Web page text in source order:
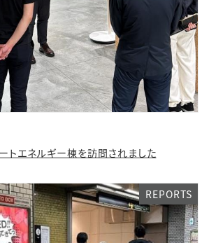
トエネルギー棟を訪問されました
REPORTS